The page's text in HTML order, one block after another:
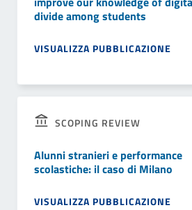
divide among students
VISUALIZZA PUBBLICAZIONE
SCOPING REVIEW
Alunni stranieri e performance
scolastiche: il caso di Milano
VISUALIZZA PUBBLICAZIONE